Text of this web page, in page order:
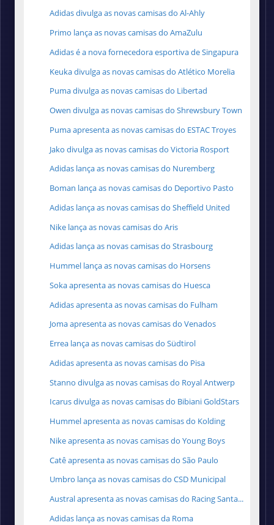
Adidas divulga as novas camisas do Al-Ahly
Primo lança as novas camisas do AmaZulu
Adidas é a nova fornecedora esportiva de Singapura
Keuka divulga as novas camisas do Atlético Morelia
Puma divulga as novas camisas do Libertad
Owen divulga as novas camisas do Shrewsbury Town
Puma apresenta as novas camisas do ESTAC Troyes
Jako divulga as novas camisas do Victoria Rosport
Adidas lança as novas camisas do Nuremberg
Boman lança as novas camisas do Deportivo Pasto
Adidas lança as novas camisas do Sheffield United
Nike lança as novas camisas do Aris
Adidas lança as novas camisas do Strasbourg
Hummel lança as novas camisas do Horsens
Soka apresenta as novas camisas do Huesca
Adidas apresenta as novas camisas do Fulham
Joma apresenta as novas camisas do Venados
Errea lança as novas camisas do Südtirol
Adidas apresenta as novas camisas do Pisa
Stanno divulga as novas camisas do Royal Antwerp
Icarus divulga as novas camisas do Bibiani GoldStars
Hummel apresenta as novas camisas do Kolding
Nike apresenta as novas camisas do Young Boys
Catê apresenta as novas camisas do São Paulo
Umbro lança as novas camisas do CSD Municipal
Austral apresenta as novas camisas do Racing Santa...
Adidas lança as novas camisas da Roma